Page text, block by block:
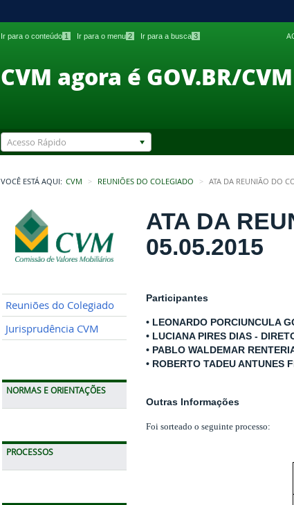
Ir para o conteúdo 1 Ir para o menu 2 Ir para a busca 3
CVM agora é GOV.BR/CVM
Acesso Rápido
VOCÊ ESTÁ AQUI: CVM REUNIÕES DO COLEGIADO ATA DA REUNIÃO DO
Reuniões do Colegiado
Jurisprudência CVM
NORMAS E ORIENTAÇÕES
PROCESSOS
ATA DA
05.05.2015
Participantes
• LEONARDO PORCIUNCULA
• LUCIANA PIRES DIAS -
• PABLO WALDEMAR
• ROBERTO TADEU ANTUNES
Outras Informações
Foi sorteado o seguinte processo: